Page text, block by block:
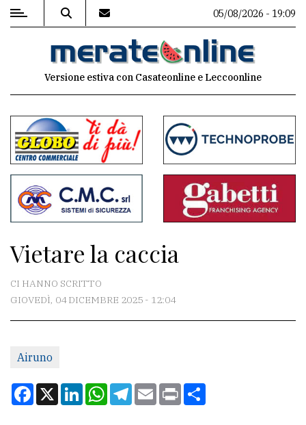
MENU
commenti
Contenuti
del
sito
Associazioni
Meteo
redazione
05/08/2026 - 19:09
Versione estiva con Casateonline e Leccoonline
Vietare la caccia
CI HANNO SCRITTO
GIOVEDÌ, 04 DICEMBRE 2025 - 12:04
Airuno
Facebook
X LinkedInWhatsApp
Telegram
EmailPrint